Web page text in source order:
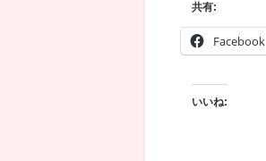
共有:
Facebook
いいね: